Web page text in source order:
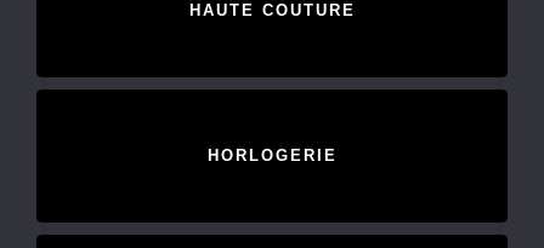
HAUTE COUTURE
HORLOGERIE